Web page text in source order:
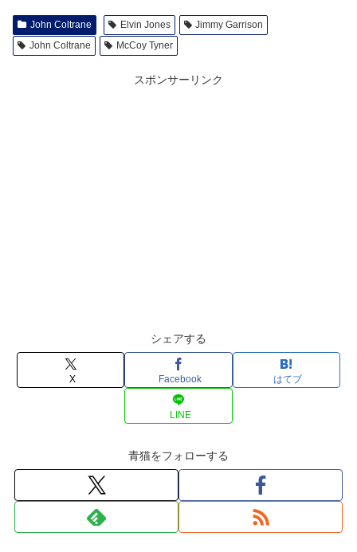
John Coltrane Elvin Jones
Jimmy Garrison
John Coltrane
McCoy Tyner
スポンサーリンク
シェアする
X Facebook はてブ
LINE
青猫をフォローする